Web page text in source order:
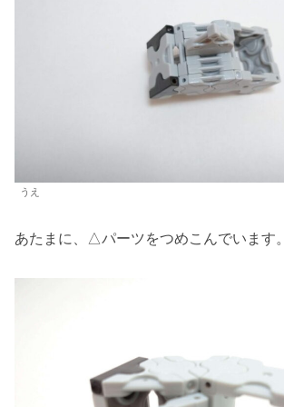
うえ
あたまに、△パーツをつめこんでいます。